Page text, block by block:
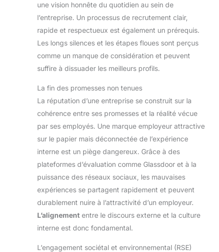
une vision honnête du quotidien au sein de
l’entreprise. Un processus de recrutement clair,
rapide et respectueux est également un prérequis.
Les longs silences et les étapes floues sont perçus
comme un manque de considération et peuvent
suffire à dissuader les meilleurs profils.
La fin des promesses non tenues
La réputation d’une entreprise se construit sur la
cohérence entre ses promesses et la réalité vécue
par ses employés. Une marque employeur attractive
sur le papier mais déconnectée de l’expérience
interne est un piège dangereux. Grâce à des
plateformes d’évaluation comme Glassdoor et à la
puissance des réseaux sociaux, les mauvaises
expériences se partagent rapidement et peuvent
durablement nuire à l’attractivité d’un employeur.
L’alignement entre le discours externe et la culture
interne est donc fondamental.
L’engagement sociétal et environnemental (RSE)